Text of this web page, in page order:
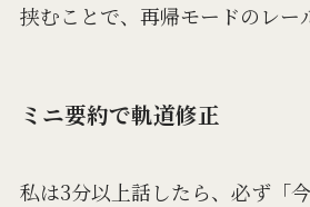
挟むことで、再帰モードのレー
ミニ要約で軌道修正
私は3分以上話したら、必ず